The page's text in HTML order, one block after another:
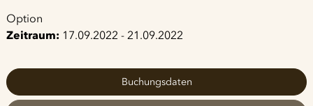
Option
Zeitraum:17.09.2022 - 21.09.2022
Buchungsdaten